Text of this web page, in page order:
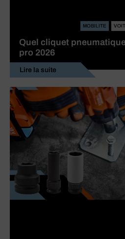
MOBILITE
Quel cliquet
pro 2026
Lire la suite